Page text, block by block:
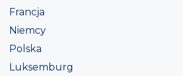
Francja
Niemcy
Polska
Luksemburg